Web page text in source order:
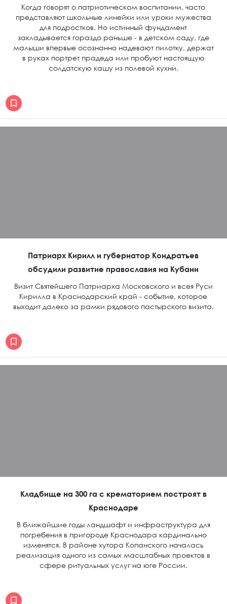
Когда говорят о патриотическом воспитании, часто
представляют школьные линейки или уроки мужества
для подростков. Но истинный фундамент
закладывается гораздо раньше - в детском саду, где
малыши впервые осознанно надевают пилотку, держат
в руках портрет прадеда или пробуют настоящую
солдатскую кашу из полевой кухни.
Патриарх Кирилл и губернатор Кондратьев
обсудили развитие православия на Кубани
Визит Святейшего Патриарха Московского и всея Руси
Кирилла в Краснодарский край - событие, которое
выходит далеко за рамки рядового пастырского визита.
Кладбище на 300 га с крематорием построят в
Краснодаре
В ближайшие годы ландшафт и инфраструктура для
погребения в пригороде Краснодара кардинально
изменятся. В районе хутора Копанского началась
реализация одного из самых масштабных проектов в
сфере ритуальных услуг на юге России.